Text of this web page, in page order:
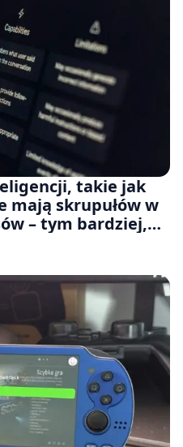
takie jak
mają skrupułów w
– tym bardziej,
po polsku